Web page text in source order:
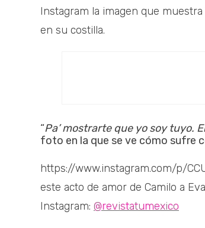
Instagram la imagen que
en su costilla.
“Pa’ mostrarte que yo soy tuyo.
foto en la que se ve cómo sufre
https://www.instagram.com/p/
este acto de amor de Camilo a
Instagram: @revistatumexico